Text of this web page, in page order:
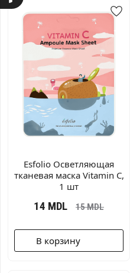
Esfolio Осветляющая
тканевая маска Vitamin C,
1 шт
14 MDL 15MDL
В корзину